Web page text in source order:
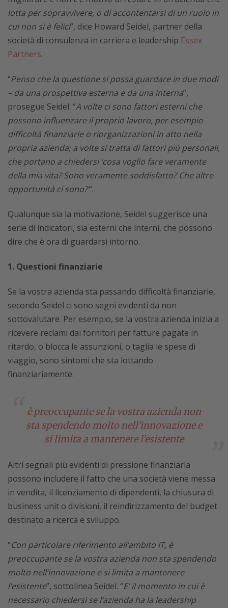
lotta per sopravvivere, o di accontentarsi di un ruolo in
cui non si è felici”, dice Howard Seidel, partner della
società di consulenza in carriera e leadership Essex
Partners.
“Penso che la questione si possa guardare in due modi
– da una prospettiva esterna e da una interna”,
prosegue Seidel. “A volte ci sono fattori esterni che
possono influenzare il proprio lavoro, per esempio
difficoltà finanziarie o riorganizzazioni in atto nella
propria azienda; a volte si tratta di fattori più personali,
che portano a chiedersi ‘cosa voglio fare veramente
della mia vita? Sono veramente soddisfatto? Che altre
opportunità ci sono?’“.
Qualunque sia la motivazione, Seidel suggerisce una
serie di indicatori, sia esterni che interni, che possono
dire che è ora di guardarsi intorno.
1. Questioni finanziarie
Se la vostra azienda sta passando difficoltà finanziarie,
secondo Seidel ci sono segni evidenti da non
sottovalutare. Per esempio, se la vostra azienda inizia a
ricevere reclami dai fornitori per fatture pagate in
ritardo, o blocca le assunzioni, o taglia le spese di
viaggio, sono sintomi che sta lottando
finanziariamente.
è preoccupante se la vostra azienda non
sta spendendo molto nell’innovazione e
si limita a mantenere l’esistente
Altri segnali più evidenti di pressione finanziaria
possono includere il fatto che una società viene messa
in vendita, il licenziamento di dipendenti, la chiusura di
business unit o divisioni, il reindirizzamento del budget
destinato a ricerca e sviluppo.
“Con particolare riferimento all’ambito IT, è
preoccupante se la vostra azienda non sta spendendo
molto nell’innovazione e si limita a mantenere
l’esistente”, sottolinea Seidel. “E’ il momento in cui è
necessario chiedersi se l’azienda ha la leadership